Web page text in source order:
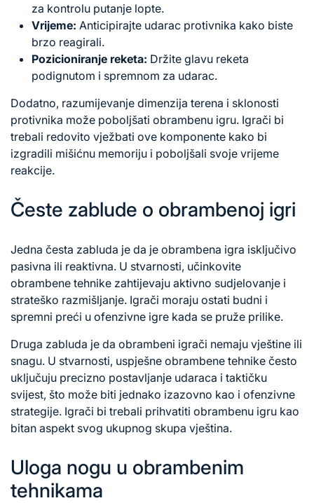
za kontrolu putanje lopte.
Vrijeme: Anticipirajte udarac protivnika kako biste
brzo reagirali.
Pozicioniranje reketa: Držite glavu reketa
podignutom i spremnom za udarac.
Dodatno, razumijevanje dimenzija terena i sklonosti
protivnika može poboljšati obrambenu igru. Igrači bi
trebali redovito vježbati ove komponente kako bi
izgradili mišićnu memoriju i poboljšali svoje vrijeme
reakcije.
Česte zablude o obrambenoj igri
Jedna česta zabluda je da je obrambena igra isključivo
pasivna ili reaktivna. U stvarnosti, učinkovite
obrambene tehnike zahtijevaju aktivno sudjelovanje i
strateško razmišljanje. Igrači moraju ostati budni i
spremni preći u ofenzivne igre kada se pruže prilike.
Druga zabluda je da obrambeni igrači nemaju vještine ili
snagu. U stvarnosti, uspješne obrambene tehnike često
uključuju precizno postavljanje udaraca i taktičku
svijest, što može biti jednako izazovno kao i ofenzivne
strategije. Igrači bi trebali prihvatiti obrambenu igru kao
bitan aspekt svog ukupnog skupa vještina.
Uloga nogu u obrambenim
tehnikama